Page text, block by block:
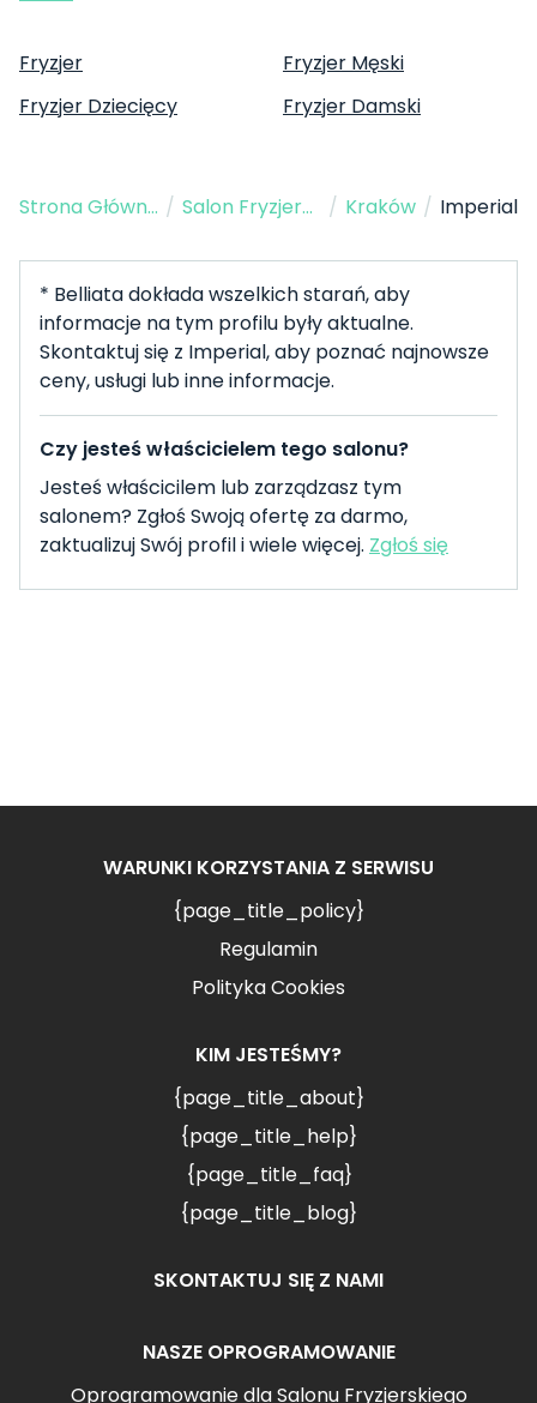
Fryzjer
Fryzjer Męski
Fryzjer Dziecięcy
Fryzjer Damski
Strona Główna / Salon Fryzjerski / Kraków / Imperial
* Belliata dokłada wszelkich starań, aby
informacje na tym profilu były aktualne.
Skontaktuj się z Imperial, aby poznać najnowsze
ceny, usługi lub inne informacje.
Czy jesteś właścicielem tego salonu?
Jesteś właścicilem lub zarządzasz tym
salonem? Zgłoś Swoją ofertę za darmo,
zaktualizuj Swój profil i wiele więcej. Zgłoś się
WARUNKI KORZYSTANIA Z SERWISU
{page_title_policy}
Regulamin
Polityka Cookies
KIM JESTEŚMY?
{page_title_about}
{page_title_help}
{page_title_faq}
{page_title_blog}
SKONTAKTUJ SIĘ Z NAMI
NASZE OPROGRAMOWANIE
Oprogramowanie dla Salonu Fryzjerskiego